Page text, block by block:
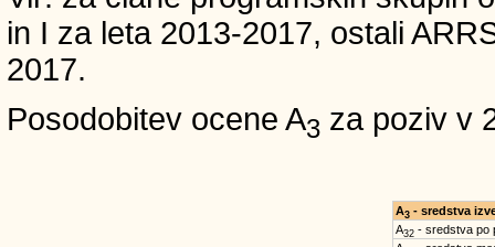
in I za leta 2013-2017, ostali
2017.
Posodobitev ocene A3 za poziv v
A3- sredstva
A32- sredstva po